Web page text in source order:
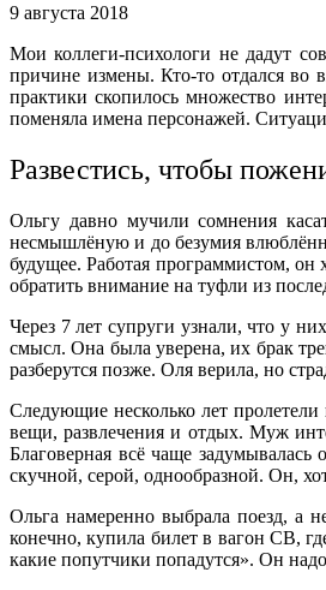
9 августа 2018
Мои коллеги-психологи не дадут
причине измены. Кто-то отдался во
практики скопилось множество
поменяла имена персонажей.
Развестись, чтобы
Ольгу давно мучили сомнения
несмышлёную и до безумия
будущее. Работая программистом,
обратить внимание на туфли из
Через 7 лет супруги узнали, что у
смысл. Она была уверена, их брак
разберутся позже. Оля верила, но
Следующие несколько лет
вещи, развлечения и отдых. Муж
Благоверная всё чаще
скучной, серой, однообразной. Он,
Ольга намеренно выбрала поезд, а
конечно, купила билет в вагон СВ,
какие попутчики попадутся». Он